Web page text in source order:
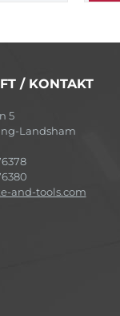
/ KONTAKT
5
Landsham
and-tools.com